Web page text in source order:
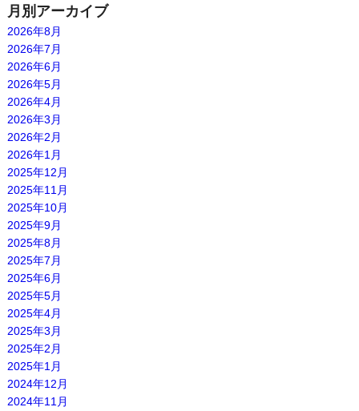
月別アーカイブ
2026年8月
2026年7月
2026年6月
2026年5月
2026年4月
2026年3月
2026年2月
2026年1月
2025年12月
2025年11月
2025年10月
2025年9月
2025年8月
2025年7月
2025年6月
2025年5月
2025年4月
2025年3月
2025年2月
2025年1月
2024年12月
2024年11月